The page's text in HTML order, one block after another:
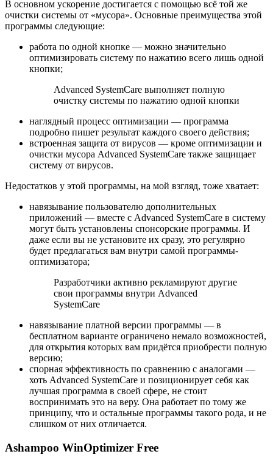
В основном ускорение достигается с помощью всё той же
очистки системы от «мусора». Основные преимущества этой
программы следующие:
работа по одной кнопке — можно значительно
оптимизировать систему по нажатию всего лишь одной
кнопки;
Advanced SystemCare выполняет полную
очистку системы по нажатию одной кнопки
наглядный процесс оптимизации — программа
подробно пишет результат каждого своего действия;
встроенная защита от вирусов — кроме оптимизации и
очистки мусора Advanced SystemCare также защищает
систему от вирусов.
Недостатков у этой программы, на мой взгляд, тоже хватает:
навязывание пользователю дополнительных
приложений — вместе с Advanced SystemCare в систему
могут быть установлены спонсорские программы. И
даже если вы не установите их сразу, это регулярно
будет предлагаться вам внутри самой программы-
оптимизатора;
Разработчики активно рекламируют другие
свои программы внутри Advanced
SystemCare
навязывание платной версии программы — в
бесплатном варианте ограничено немало возможностей,
для открытия которых вам придётся приобрести полную
версию;
спорная эффективность по сравнению с аналогами —
хоть Advanced SystemCare и позиционирует себя как
лучшая программа в своей сфере, не стоит
воспринимать это на веру. Она работает по тому же
принципу, что и остальные программы такого рода, и не
слишком от них отличается.
Ashampoo WinOptimizer Free